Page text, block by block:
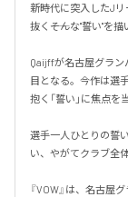
新時代に突入したJ
抜く――そんな"誓い"を描
Qaijffが名古屋グラン
目となる。今作は選
抱く「誓い」に焦点を
選手一人ひとりの誓
い、やがてクラブ全
『VOW』は、名古屋